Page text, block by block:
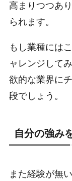
高まりつつあ
られます。
もし業種には
ャレンジして
欲的な業界に
段でしょう。
自分の強み
また経験が無